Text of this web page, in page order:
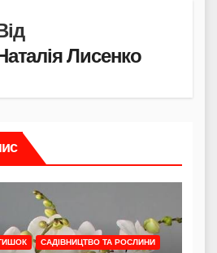
Лисенко
САДІВНИЦТВО ТА РОСЛИНИ